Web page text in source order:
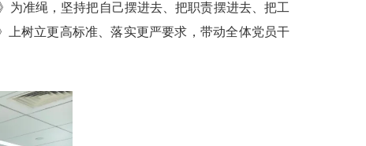
为准绳，坚持把自己摆进去、把职责摆进去、把工
树立更高标准、落实更严要求，带动全体党员干